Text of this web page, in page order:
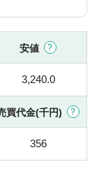
安値
3,240.0
買代金(千円)
356